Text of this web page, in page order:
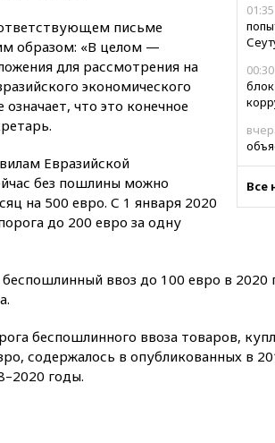
01:35
00:30
Все
письме
образом: «В целом —
для рассмотрения на
экономического
что это конечное
Евразийской
без пошлины можно
на 500 евро. С 1 января 2020
до 200 евро за одну
ввоз до 100 евро в 2020
беспошлинного ввоза товаров,
содержалось в опубликованных в
годы.